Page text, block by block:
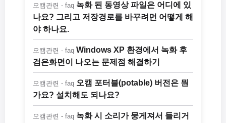
오캠관련 - faq 녹화 된 동영상 파일은 어디에 있
나요? 그리고 저장경로를 바꾸려먼 어떻게 해
야 하나요.
오캠관련 - faq Windows XP 환경에서 녹화 후
검은화면이 나오는 문제점 해결하기
오캠관련 - faq 오캠 포터블(potable) 버전은 뭔
가요? 설치해도 되나요?
오캠관련 - faq 녹화 시 소리가 뭉게져서 들리거